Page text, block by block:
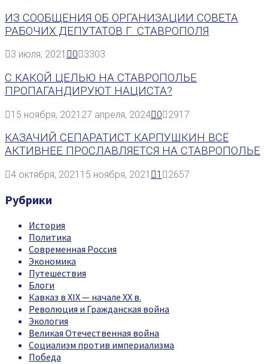
ИЗ СООБЩЕНИЯ ОБ ОРГАНИЗАЦИИ СОВЕТА
РАБОЧИХ ДЕПУТАТОВ Г. СТАВРОПОЛЯ
3 июля, 2021 0 3303
С КАКОЙ ЦЕЛЬЮ НА СТАВРОПОЛЬЕ
ПРОПАГАНДИРУЮТ НАЦИСТА?
15 ноября, 2021 27 апреля, 2024 0 2917
КАЗАЧИЙ СЕПАРАТИСТ КАРПУШКИН ВСЁ
АКТИВНЕЕ ПРОСЛАВЛЯЕТСЯ НА СТАВРОПОЛЬЕ
4 октября, 2021 15 ноября, 2021 1 2657
Рубрики
История
Политика
Современная Россия
Экономика
Путешествия
Блоги
Кавказ в XIX — начале XX в.
Революция и Гражданская война
Экология
Великая Отечественная война
Социализм против империализма
Победа